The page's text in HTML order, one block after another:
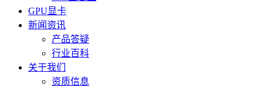
GPU显卡
新闻资讯
产品答疑
行业百科
关于我们
资质信息